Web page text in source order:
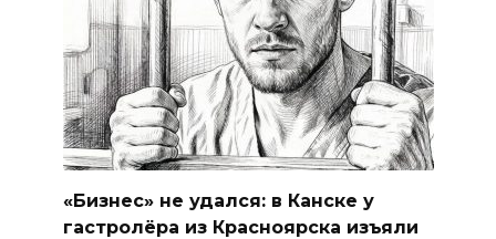
«Бизнес» не удался: в Канске у
гастролёра из Красноярска изъяли